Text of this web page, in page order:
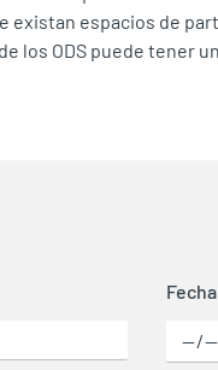
existan espacios de
los ODS puede tener